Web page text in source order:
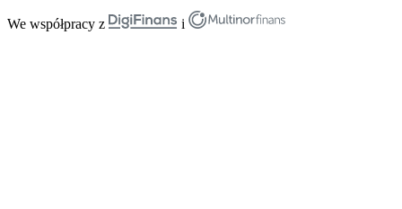
We współpracy z i